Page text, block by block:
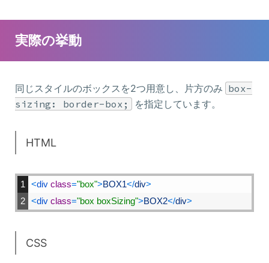
実際の挙動
同じスタイルのボックスを2つ用意し、片方のみ box-
sizing: border-box;
を指定しています。
HTML
1
2
<div class="box">BOX1</div>
<div class="box boxSizing">BOX2</div>
CSS